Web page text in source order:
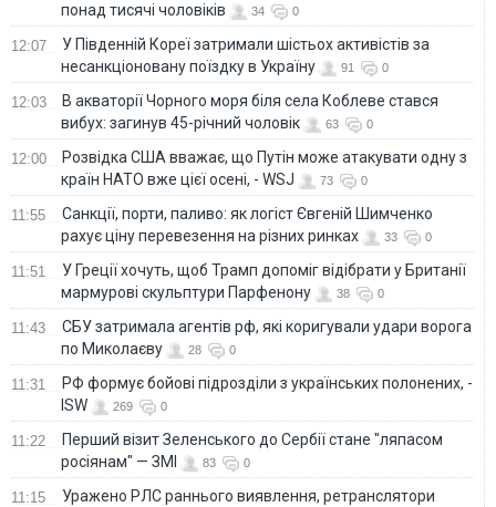
понад тисячі чоловіків 34 0
12:07
У Південній Кореї затримали шістьох активістів за
несанкціоновану поїздку в Україну
91 0
12:03
В акваторії Чорного моря біля села Коблеве стався
вибух: загинув 45-річний чоловік
63 0
12:00
Розвідка США вважає, що Путін може атакувати одну з
країн НАТО вже цієї осені, - WSJ
73 0
11:55
Санкції, порти, паливо: як логіст Євгеній Шимченко
рахує ціну перевезення на різних ринках
33 0
11:51
У Греції хочуть, щоб Трамп допоміг відібрати у Британії
мармурові скульптури Парфенону
38 0
11:43
СБУ затримала агентів рф, які коригували удари ворога
по Миколаєву
28 0
11:31
РФ формує бойові підрозділи з українських полонених, -
ISW
269 0
11:22
Перший візит Зеленського до Сербії стане "ляпасом
росіянам" — ЗМІ
83 0
11:15
Уражено РЛС раннього виявлення, ретранслятори